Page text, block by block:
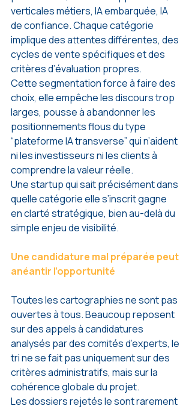
verticales métiers, IA embarquée, IA
de confiance. Chaque catégorie
implique des attentes différentes, des
cycles de vente spécifiques et des
critères d’évaluation propres.
Cette segmentation force à faire des
choix, elle empêche les discours trop
larges, pousse à abandonner les
positionnements flous du type
“plateforme IA transverse” qui n’aident
ni les investisseurs ni les clients à
comprendre la valeur réelle.
Une startup qui sait précisément dans
quelle catégorie elle s’inscrit gagne
en clarté stratégique, bien au-delà du
simple enjeu de visibilité.
Une candidature mal préparée peut
anéantir l’opportunité
Toutes les cartographies ne sont pas
ouvertes à tous. Beaucoup reposent
sur des appels à candidatures
analysés par des comités d’experts, le
tri ne se fait pas uniquement sur des
critères administratifs, mais sur la
cohérence globale du projet.
Les dossiers rejetés le sont rarement